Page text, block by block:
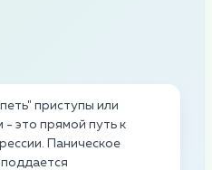
приступы или
- это прямой путь к
Паническое